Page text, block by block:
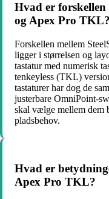
Hvad er forskellen
og Apex Pro TKL?
Forskellen mellem
ligger i størrelsen og
tastatur med numerisk
tenkeyless (TKL)
tastaturer har dog de
justerbare OmniPoint-
skal vælge mellem dem
pladsbehov.
Hvad er
Apex Pro TKL?